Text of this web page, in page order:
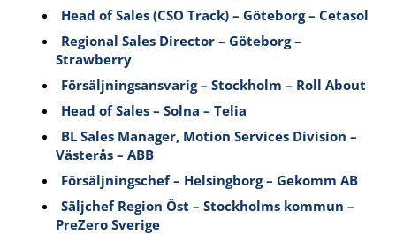
Head of Sales (CSO Track) – Göteborg – Cetasol
Regional Sales Director – Göteborg –
Strawberry
Försäljningsansvarig – Stockholm – Roll About
Head of Sales – Solna – Telia
BL Sales Manager, Motion Services Division –
Västerås – ABB
Försäljningschef – Helsingborg – Gekomm AB
Säljchef Region Öst – Stockholms kommun –
PreZero Sverige